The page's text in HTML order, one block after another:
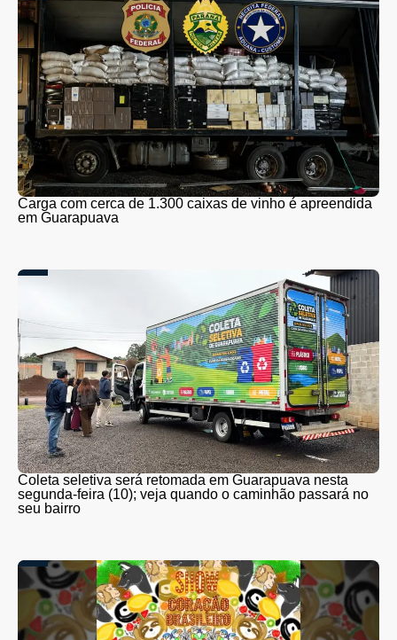
Carga com cerca de 1.300 caixas de vinho é apreendida
em Guarapuava
Coleta seletiva será retomada em Guarapuava nesta
segunda-feira (10); veja quando o caminhão passará no
seu bairro